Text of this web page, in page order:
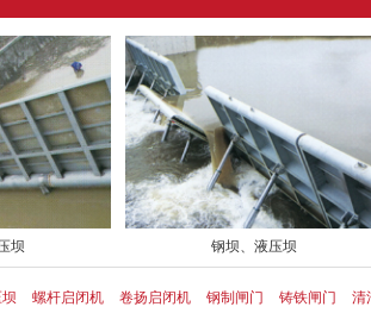
坝 钢坝、液压坝
螺杆启闭机 卷扬启闭机 钢制闸门 铸铁闸门 清